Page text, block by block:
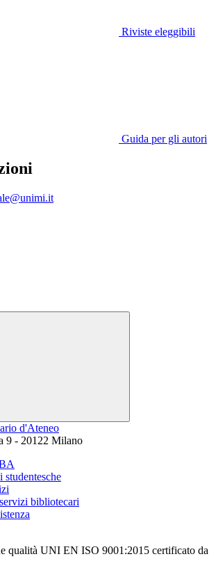
Riviste eleggibili
Guida per gli autori
9 - 20122 Milano
bibliotecari